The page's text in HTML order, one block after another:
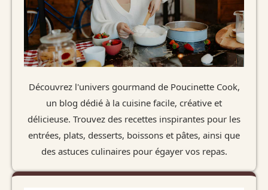
Découvrez l'univers gourmand de Poucinette Cook,
un blog dédié à la cuisine facile, créative et
délicieuse. Trouvez des recettes inspirantes pour les
entrées, plats, desserts, boissons et pâtes, ainsi que
des astuces culinaires pour égayer vos repas.